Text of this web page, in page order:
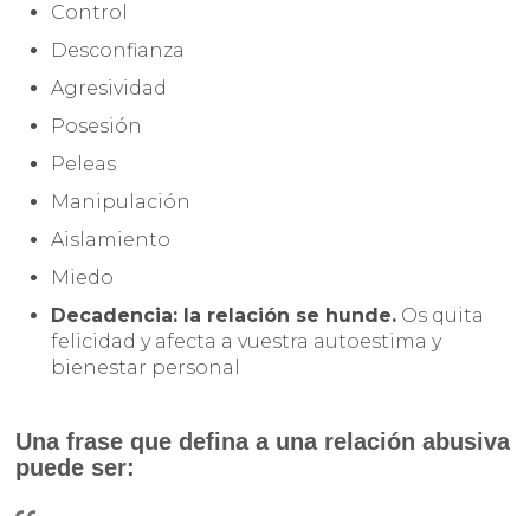
Control
Desconfianza
Agresividad
Posesión
Peleas
Manipulación
Aislamiento
Miedo
Decadencia: la relación se hunde. Os quita
felicidad y afecta a vuestra autoestima y
bienestar personal
Una frase que defina a una relación abusiva
puede ser: